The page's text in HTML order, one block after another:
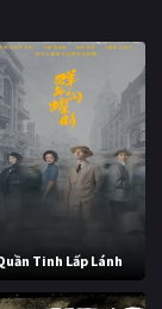
Tinh Lấp Lánh